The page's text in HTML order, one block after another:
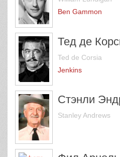
Ben Gammon
Тед де
Ted de Corsia
Jenkins
Стэнли
Stanley Andrews